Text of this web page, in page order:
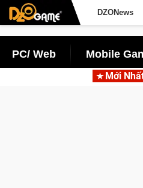
DZONews
PC/ Web Mobile
Mới
Trở thành "Đại ca Mèo"